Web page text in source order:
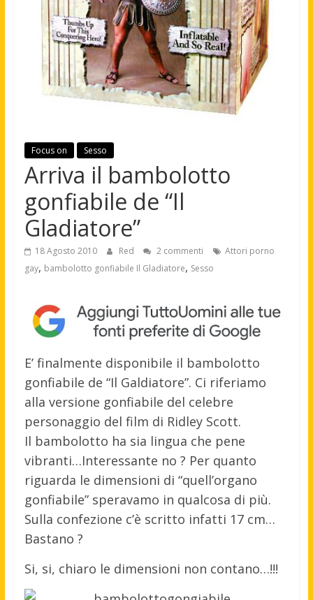
Focus on Sesso
Arriva il bambolotto
gonfiabile de “Il
Gladiatore”
18 Agosto 2010 Red 2 commenti
Attori porno
gay, bambolotto gonfiabile Il Gladiatore, Sesso
E’ finalmente disponibile il bambolotto
gonfiabile de “Il Galdiatore”. Ci riferiamo
alla versione gonfiabile del celebre
personaggio del film di Ridley Scott.
Il bambolotto ha sia lingua che pene
vibranti…Interessante no ? Per quanto
riguarda le dimensioni di “quell’organo
gonfiabile” speravamo in qualcosa di più.
Sulla confezione c’è scritto infatti 17 cm…
Bastano ?
Si, si, chiaro le dimensioni non contano…!!!